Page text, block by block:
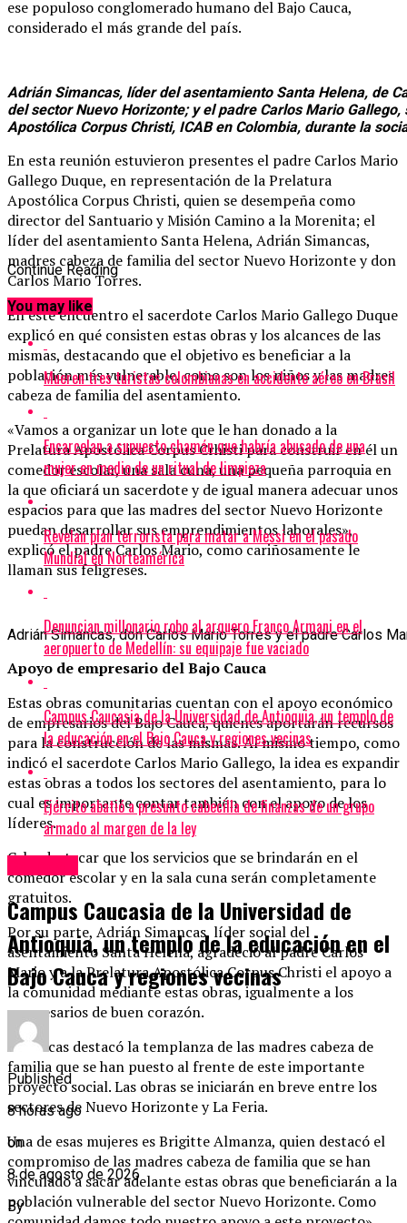
ese populoso conglomerado humano del Bajo Cauca,
considerado el más grande del país.
Adrián Simancas, líder del asentamiento Santa Helena, de
del sector Nuevo Horizonte; y el padre Carlos Mario
Apostólica Corpus Christi, ICAB en Colombia, durante la
En esta reunión estuvieron presentes el padre Carlos Mario
Gallego Duque, en representación de la Prelatura
Apostólica Corpus Christi, quien se desempeña como
director del Santuario y Misión Camino a la Morenita; el
líder del asentamiento Santa Helena, Adrián Simancas,
madres cabeza de familia del sector Nuevo Horizonte y don
Carlos Mario Torres.
En este encuentro el sacerdote Carlos Mario Gallego Duque
explicó en qué consisten estas obras y los alcances de las
mismas, destacando que el objetivo es beneficiar a la
población más vulnerable, como son los niños y las madres
cabeza de familia del asentamiento.
«Vamos a organizar un lote que le han donado a la
Prelatura Apostólica Corpus Crhisti para construir en él un
comedor escolar, una sala cuna, una pequeña parroquia en
la que oficiará un sacerdote y de igual manera adecuar unos
espacios para que las madres del sector Nuevo Horizonte
puedan desarrollar sus emprendimientos laborales»,
explicó el padre Carlos Mario, como cariñosamente le
llaman sus feligreses.
Adrián Simancas, don Carlos Mario Torres y el padre Carlos
Apoyo de empresario del Bajo Cauca
Estas obras comunitarias cuentan con el apoyo económico
de empresarios del Bajo Cauca, quienes aportarán recursos
para la construcción de las mismas. Al mismo tiempo, como
indicó el sacerdote Carlos Mario Gallego, la idea es expandir
estas obras a todos los sectores del asentamiento, para lo
cual es importante contar también con el apoyo de los
líderes.
Cabe destacar que los servicios que se brindarán en el
comedor escolar y en la sala cuna serán completamente
gratuitos.
Por su parte, Adrián Simancas, líder social del
asentamiento Santa Helena, agradeció al padre Carlos
Mario y a la Prelatura Apostólica Corpus Christi el apoyo a
la comunidad mediante estas obras, igualmente a los
empresarios de buen corazón.
Simancas destacó la templanza de las madres cabeza de
familia que se han puesto al frente de este importante
proyecto social. Las obras se iniciarán en breve entre los
sectores de Nuevo Horizonte y La Feria.
Una de esas mujeres es Brigitte Almanza, quien destacó el
compromiso de las madres cabeza de familia que se han
vinculado a sacar adelante estas obras que beneficiarán a la
población vulnerable del sector Nuevo Horizonte. Como
Continue Reading
You may like
Mueren tres turistas colombianas en accidente aéreo en Brasil
Encarcelan a supuesto chamán que habría abusado de una
mujer en medio de un ritual de limpieza
Revelan plan terrorista para matar a Messi en el pasado
Mundial en Norteamérica
Denuncian millonario robo al arquero Franco Armani en el
aeropuerto de Medellín: su equipaje fue vaciado
Campus Caucasia de la Universidad de Antioquia, un templo de
la educación en el Bajo Cauca y regiones vecinas
Ejército abatió a presunto cabecilla de finanzas de un grupo
armado al margen de la ley
Campus Caucasia de la Universidad de
Antioquia, un templo de la educación en el
Bajo Cauca y regiones vecinas
Published
8 horas ago
on
8 de agosto de 2026
By